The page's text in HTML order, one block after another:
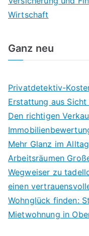
Wirtschaft
Ganz neu
Privatdetektiv-
Erstattung aus
Den richtigen
Mehr Glanz im
Arbeitsräumen
Wegweiser zu
einen
Wohnglück finden:
Mietwohnung in